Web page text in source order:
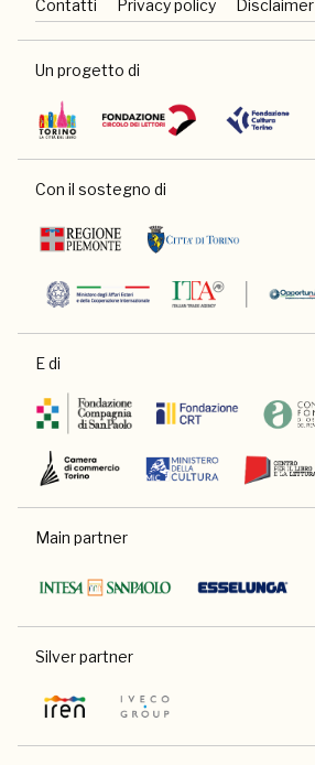
Contatti Privacy policy Disclaimer
Un progetto di
Con il sostegno di
E di
Main partner
Silver partner